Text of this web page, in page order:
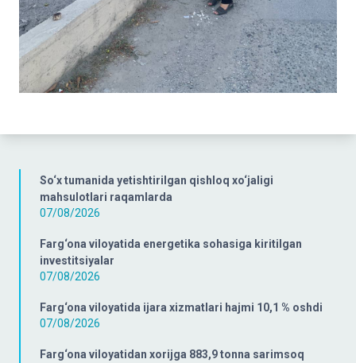
So‘x tumanida yetishtirilgan qishloq xo‘jaligi
mahsulotlari raqamlarda
07/08/2026
Farg‘ona viloyatida energetika sohasiga kiritilgan
investitsiyalar
07/08/2026
Farg‘ona viloyatida ijara xizmatlari hajmi 10,1 % oshdi
07/08/2026
Farg‘ona viloyatidan xorijga 883,9 tonna sarimsoq